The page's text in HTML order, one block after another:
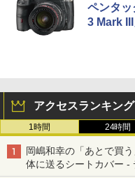
ペンタ
3 Mark
アクセスランキング
1時間 24時間
岡嶋和幸の「あとで買
体に送るシートカバー -